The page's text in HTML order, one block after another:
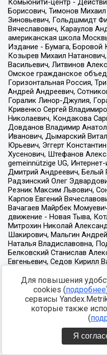
Для повышения
cookies (подробнее
сервисы
которые также
(
Я